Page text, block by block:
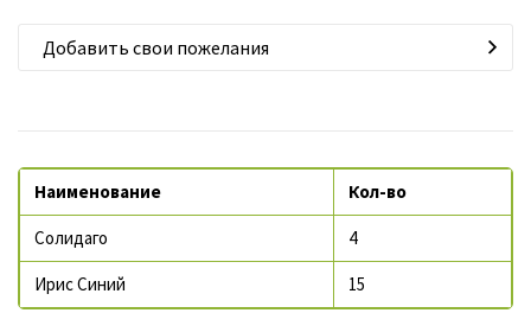
Добавить свои пожелания
Наименование Кол-во
Солидаго 4
Ирис Синий 15